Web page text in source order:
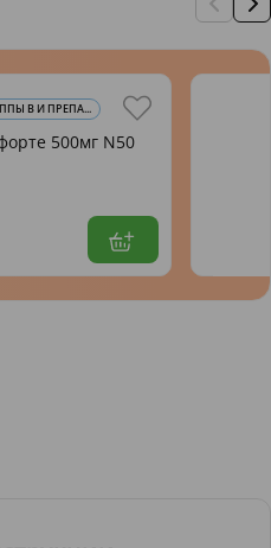
В И ПРЕПА...
500мг N50